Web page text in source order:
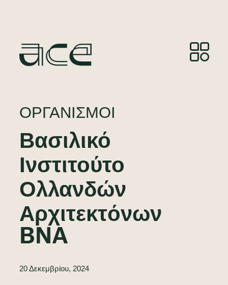
ΟΡΓΑΝΙΣΜΟΊ
Βασιλικό
Ινστιτούτο
Ολλανδών
Αρχιτεκτόνων
BNA
20 Δεκεμβρίου, 2024